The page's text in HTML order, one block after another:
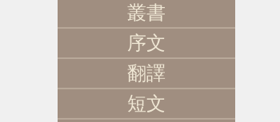
叢書
序文
翻譯
短文